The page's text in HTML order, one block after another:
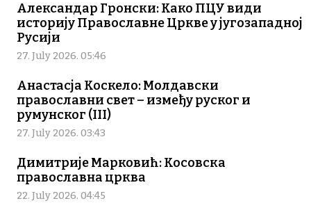
Александар Гронски: Како ПЦУ види
историју Православне Цркве у југозападној
Русији
27. July 2026. 05:46
Анастасја Коскело: Молдавски
православни свет – између руског и
румунског (III)
27. July 2026. 03:43
Димитрије Марковић: Косовска
православна црква
22. July 2026. 04:45